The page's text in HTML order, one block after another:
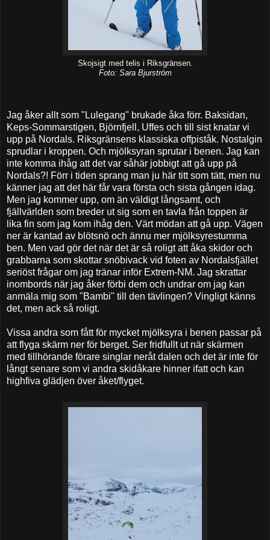
Skojsigt med telis i Riksgränsen.
Foto: Sara Bjurström
Jag åker allt som "Lulegang" brukade åka förr. Baksidan,
Keps-Sommarstigen, Björnfjell, Uffes och till sist knatar vi
upp på Nordals. Riksgränsens klassiska offpiståk. Nostalgin
sprudlar i kroppen. Och mjölksyran sprutar i benen. Jag kan
inte komma ihåg att det var såhär jobbigt att gå upp på
Nordals?! Förr i tiden sprang man ju här titt som tätt, men nu
känner jag att det här får vara första och sista gången idag.
Men jag kommer upp, om än väldigt långsamt, och
fjällvärlden som breder ut sig som en tavla från toppen är
lika fin som jag kom ihåg den. Värt mödan att gå upp. Vägen
ner är kantad av blötsnö och ännu mer mjölksyrestumma
ben. Men vad gör det när det är så roligt att åka skidor och
grabbarna som skottar snöbivack vid foten av Nordalsfjället
seriöst frågar om jag tränar inför Extrem-NM. Jag skrattar
inombords när jag åker förbi dem och undrar om jag kan
anmäla mig som "Bambi" till den tävlingen? Vingligt känns
det, men ack så roligt.
Vissa andra som fått för mycket mjölksyra i benen passar på
att flyga skärm ner för berget. Ser fridfullt ut när skärmen
med tillhörande förare singlar neråt dalen och det är inte för
långt senare som vi andra skidåkare hinner ifatt och kan
highfiva glädjen över åket/flyget.